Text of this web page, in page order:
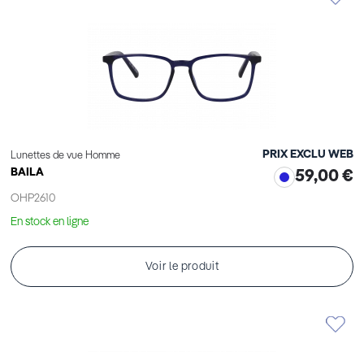
Lunettes de vue Homme
BAILA
OHP2610
PRIX EXCLU WEB
59,00 €
En stock en ligne
Voir le produit